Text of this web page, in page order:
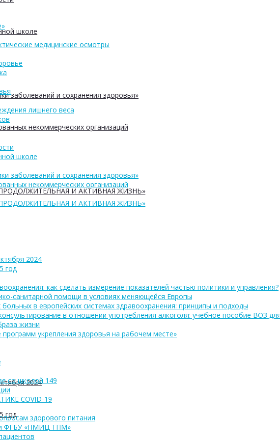
школе
заболеваний и сохранения здоровья»
некоммерческих организаций
И АКТИВНАЯ ЖИЗНЬ»
2024
год
медицинские осмотры
лишнего веса
школе
заболеваний и сохранения здоровья»
некоммерческих организаций
И АКТИВНАЯ ЖИЗНЬ»
2024
год
как сделать измерение показателей частью политики и управления?
санитарной помощи в условиях меняющейся Европы
в европейских системах здравоохранения: принципы и подходы
в отношении употребления алкоголя: учебное пособие ВОЗ
жизни
укрепления здоровья на рабочем месте»
со школой 149
COVID-19
здорового питания
ФГБУ «НМИЦ ТПМ»